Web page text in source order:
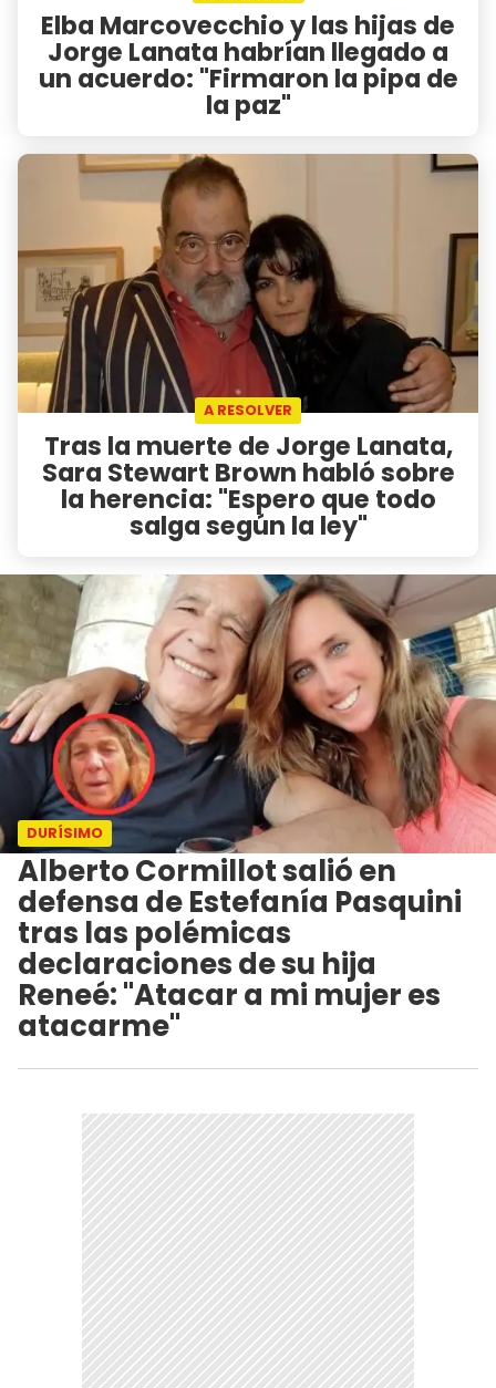
Elba Marcovecchio y las hijas de
Jorge Lanata habrían llegado a
un acuerdo: "Firmaron la pipa de
la paz"
A RESOLVER
Tras la muerte de Jorge Lanata,
Sara Stewart Brown habló sobre
la herencia: "Espero que todo
salga según la ley"
DURÍSIMO
Alberto Cormillot salió en
defensa de Estefanía Pasquini
tras las polémicas
declaraciones de su hija
Reneé: "Atacar a mi mujer es
atacarme"